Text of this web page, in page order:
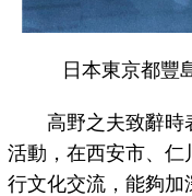
日本東京都豐島
高野之夫致辭時表
活動，在西安市、仁
行文化交流，能夠